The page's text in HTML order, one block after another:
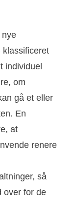
nye
klassificeret
individuel
om
gå et eller
En
at
renere
så
over for de